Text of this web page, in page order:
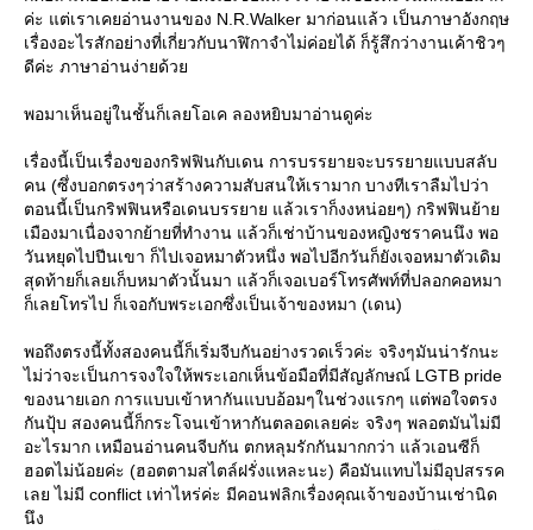
ค่ะ แต่เราเคยอ่านงานของ N.R.Walker มาก่อนแล้ว เป็นภาษาอังกฤษ
เรื่องอะไรสักอย่างที่เกี่ยวกับนาฬิกาจำไม่ค่อยได้ ก็รู้สึกว่างานเค้าชิวๆ
ดีค่ะ ภาษาอ่านง่ายด้ว
พอมาเห็นอยู่ในชั้นก็เลยโอเค ลองหยิบมาอ่านดูค่ะ
เรื่องนี้เป็นเรื่องของกริฟฟินกับเดน การบรรยายจะบรรยายแบบสลับ
คน (ซึ่งบอกตรงๆว่าสร้างความสับสนให้เรามาก บางทีเราลืมไปว่า
ตอนนี้เป็นกริฟฟินหรือเดนบรรยาย แล้วเราก็งงหน่อยๆ) กริฟฟินย้า
เมืองมาเนื่องจากย้ายที่ทำงาน แล้วก็เช่าบ้านของหญิงชราคนนึง พอ
วันหยุดไปปีนเขา ก็ไปเจอหมาตัวหนึ่ง พอไปอีกวันก็ยังเจอหมาตัวเดิม
สุดท้ายก็เลยเก็บหมาตัวนั้นมา แล้วก็เจอเบอร์โทรศัพท์ที่ปลอกคอหมา
ก็เลยโทรไป ก็เจอกับพระเอกซึ่งเป็นเจ้าของหมา (เดน)
พอถึงตรงนี้ทั้งสองคนนี้ก็เริ่มจีบกันอย่างรวดเร็วค่ะ จริงๆมันน่ารักนะ
ไม่ว่าจะเป็นการจงใจให้พระเอกเห็นข้อมือที่มีสัญลักษณ์ LGTB pride
ของนายเอก การแบบเข้าหากันแบบอ้อมๆในช่วงแรกๆ แต่พอใจตรง
กันปุ้บ สองคนนี้ก็กระโจนเข้าหากันตลอดเลยค่ะ จริงๆ พลอตมันไม่มี
อะไรมาก เหมือนอ่านคนจีบกัน ตกหลุมรักกันมากกว่า แล้วเอนซีก็
ฮอตไม่น้อยค่ะ (ฮอตตามสไตล์ฝรั่งแหละนะ) คือมันแทบไม่มีอุปสรรค
เลย ไม่มี conflict เท่าไหร่ค่ะ มีคอนฟลิกเรื่องคุณเจ้าของบ้านเช่านิด
นึง